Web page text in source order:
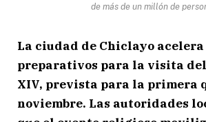
de más de un millón de
La ciudad de Chiclayo acelera
preparativos para la visita del
XIV, prevista para la primera
noviembre. Las autoridades